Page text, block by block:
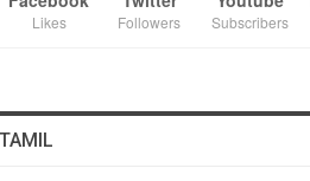
Likes Followers Subscribers